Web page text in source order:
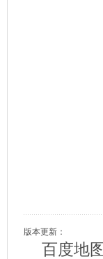
版本更新：
百度地